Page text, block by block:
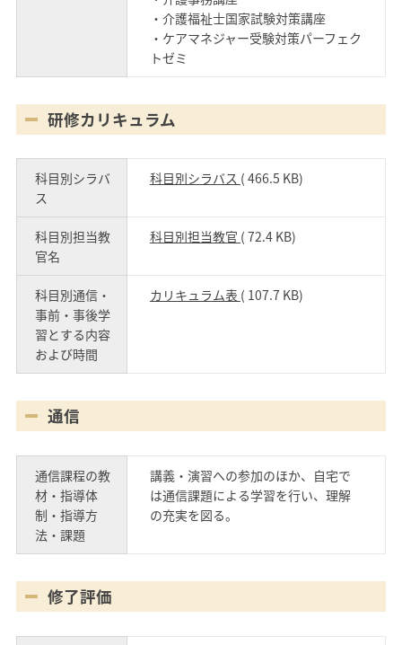
・介護福祉士国家試験対策講座
・ケアマネジャー受験対策パーフェク
トゼミ
研修カリキュラム
科目別シラバ
ス
科目別シラバス ( 466.5 KB)
科目別担当教
官名
科目別担当教官 ( 72.4 KB)
科目別通信・
事前・事後学
習とする内容
および時間
カリキュラム表 ( 107.7 KB)
通信
通信課程の教
材・指導体
制・指導方
法・課題
講義・演習への参加のほか、自宅で
は通信課題による学習を行い、理解
の充実を図る。
修了評価